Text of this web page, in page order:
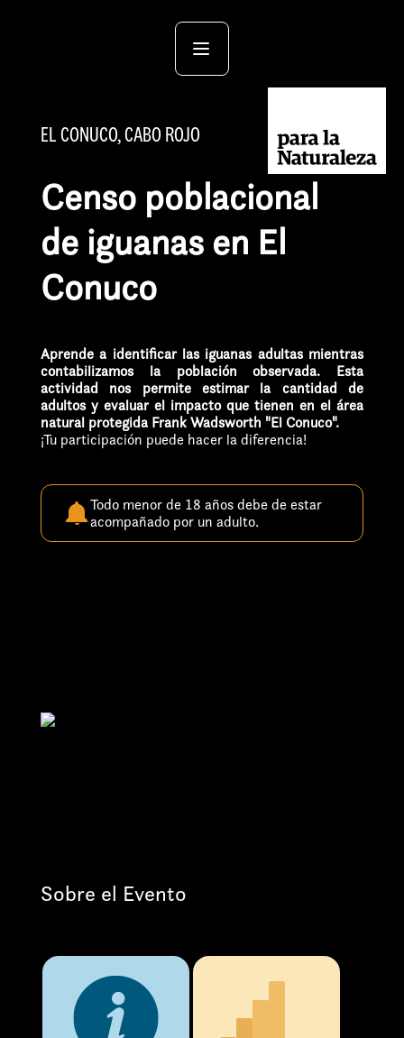
EL CONUCO, CABO ROJO
Censo poblacional
de iguanas en El
Conuco
Aprende a identificar las iguanas adultas mientras
contabilizamos la población observada. Esta
actividad nos permite estimar la cantidad de
adultos y evaluar el impacto que tienen en el área
natural protegida Frank Wadsworth "El Conuco".
¡Tu participación puede hacer la diferencia!
Todo menor de 18 años debe de estar
acompañado por un adulto.
Sobre el Evento